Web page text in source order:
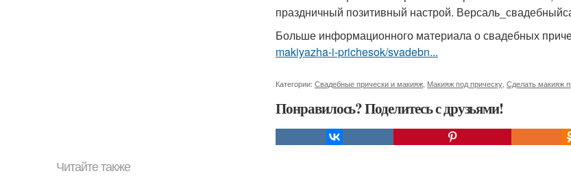
праздничный позитивный настрой.
Больше информационного материала о свадебных
makiyazha-i-prichesok/svadebn...
Категории: Свадебные прически и макияж Макияж под прическу Сделать макияж
Понравилось? Поделитесь с друзьями!
Читайте также